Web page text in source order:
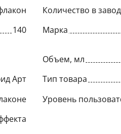
Количество в
140 Марка
Объем, мл
Арт Тип товара
Уровень